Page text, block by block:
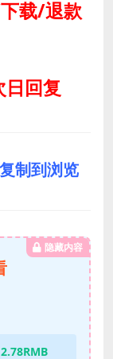
载/退款
日回复
制到浏览
隐藏内容
2.78RMB